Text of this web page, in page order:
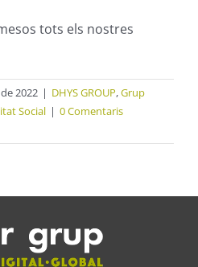
tots els nostres
2022 | DHYS GROUP,Grup
Social | 0 Comentaris